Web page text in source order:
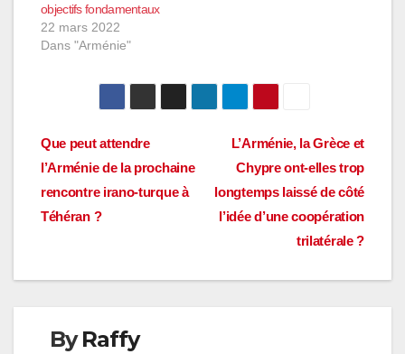
objectifs fondamentaux
22 mars 2022
Dans "Arménie"
Navigation
de
l’article
L’Arménie, la Grèce et
Chypre ont-elles trop
longtemps laissé de côté
l’idée d’une coopération
trilatérale ?
Que peut attendre
l’Arménie de la prochaine
rencontre irano-turque à
Téhéran ?
ByRaffy